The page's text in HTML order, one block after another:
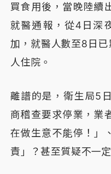
買食用後，當晚陸續
就醫通報，從4日深
加，就醫人數至8日
人住院。
離譜的是，衛生局5
商稽查要求停業，業
在做生意不能停！」
責」？甚至質疑不一